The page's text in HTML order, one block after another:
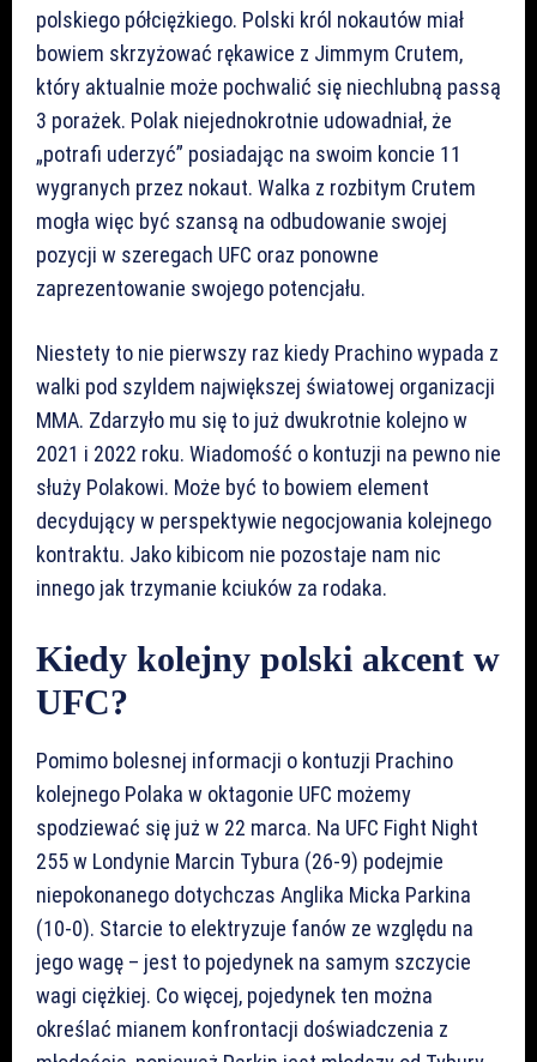
polskiego półciężkiego. Polski król nokautów miał
bowiem skrzyżować rękawice z Jimmym Crutem,
który aktualnie może pochwalić się niechlubną passą
3 porażek. Polak niejednokrotnie udowadniał, że
„potrafi uderzyć” posiadając na swoim koncie 11
wygranych przez nokaut. Walka z rozbitym Crutem
mogła więc być szansą na odbudowanie swojej
pozycji w szeregach UFC oraz ponowne
zaprezentowanie swojego potencjału.
Niestety to nie pierwszy raz kiedy Prachino wypada z
walki pod szyldem największej światowej organizacji
MMA. Zdarzyło mu się to już dwukrotnie kolejno w
2021 i 2022 roku. Wiadomość o kontuzji na pewno nie
służy Polakowi. Może być to bowiem element
decydujący w perspektywie negocjowania kolejnego
kontraktu. Jako kibicom nie pozostaje nam nic
innego jak trzymanie kciuków za rodaka.
Kiedy kolejny polski akcent w
UFC?
Pomimo bolesnej informacji o kontuzji Prachino
kolejnego Polaka w oktagonie UFC możemy
spodziewać się już w 22 marca. Na UFC Fight Night
255 w Londynie Marcin Tybura (26-9) podejmie
niepokonanego dotychczas Anglika Micka Parkina
(10-0). Starcie to elektryzuje fanów ze względu na
jego wagę – jest to pojedynek na samym szczycie
wagi ciężkiej. Co więcej, pojedynek ten można
określać mianem konfrontacji doświadczenia z